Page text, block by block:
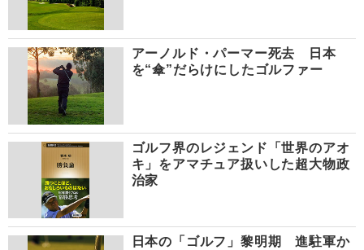
アーノルド・パーマー死去 日本
を“傘”だらけにしたゴルファー
ゴルフ界のレジェンド「世界のアオ
キ」をアマチュア扱いした超大物政
治家
日本の「ゴルフ」黎明期 進駐軍か